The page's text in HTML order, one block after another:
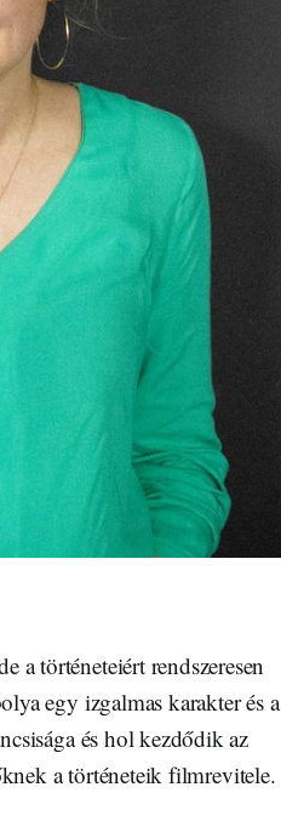
a történeteiért rendszeresen
egy izgalmas karakter és a
és hol kezdődik az
a történeteik filmrevitele.